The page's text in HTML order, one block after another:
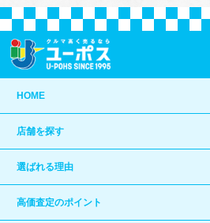
HOME
店舗を探す
選ばれる理由
高価査定のポイント